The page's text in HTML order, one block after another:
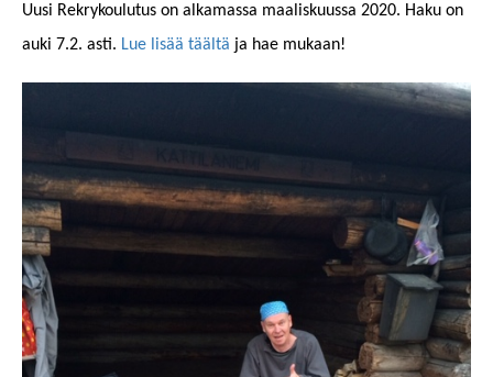
Uusi Rekrykoulutus on alkamassa maaliskuussa 2020. Haku on
auki 7.2. asti. Lue lisää täältä ja hae mukaan!